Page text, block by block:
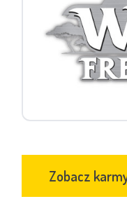
Zobacz